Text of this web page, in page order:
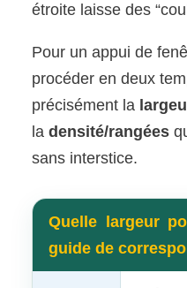
étroite laisse des
Pour un appui de
procéder en deux
précisément la
la densité/rangées
sans interstice.
Quelle largeur
guide de